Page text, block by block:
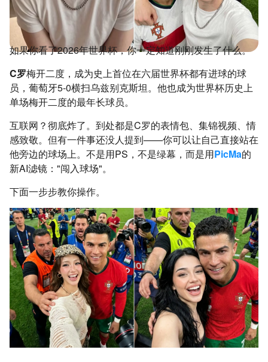
如果你看了2026年世界杯，你一定知道刚刚发生了什么。
C罗梅开二度，成为史上首位在六届世界杯都有进球的球
员，葡萄牙5-0横扫乌兹别克斯坦。他也成为世界杯历史上
单场梅开二度的最年长球员。
互联网？彻底炸了。到处都是C罗的表情包、集锦视频、情
感致敬。但有一件事还没人提到——你可以让自己直接站在
他旁边的球场上。不是用PS，不是绿幕，而是用PicMa的
新AI滤镜："闯入球场"。
下面一步步教你操作。